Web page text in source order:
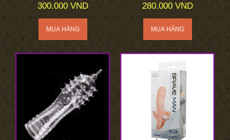
300.000 VND 280.000 VND